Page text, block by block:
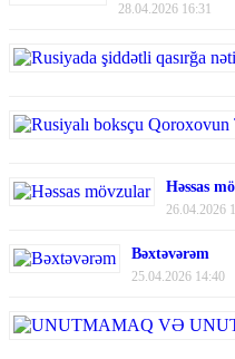
28.04.2026 16:31
Həssas
26.04.2026
Bəxtəvərəm
25.04.2026 14:40